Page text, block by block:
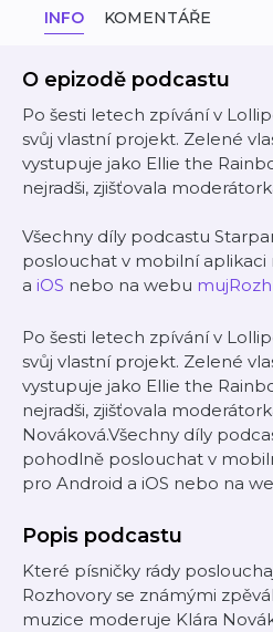
INFO KOMENTÁŘE
O epizodě podcastu
Po šesti letech zpívání v
svůj vlastní projekt. Zelené
vystupuje jako Ellie the
nejradši, zjišťovala
Všechny díly podcastu
poslouchat v mobilní aplikaci
a iOS nebo na webu
Po šesti letech zpívání v
svůj vlastní projekt. Zelené
vystupuje jako Ellie the
nejradši, zjišťovala
Nováková.Všechny díly
pohodlně poslouchat v
pro Android a iOS nebo na
Popis podcastu
Které písničky rády
Rozhovory se známými
muzice moderuje Klára